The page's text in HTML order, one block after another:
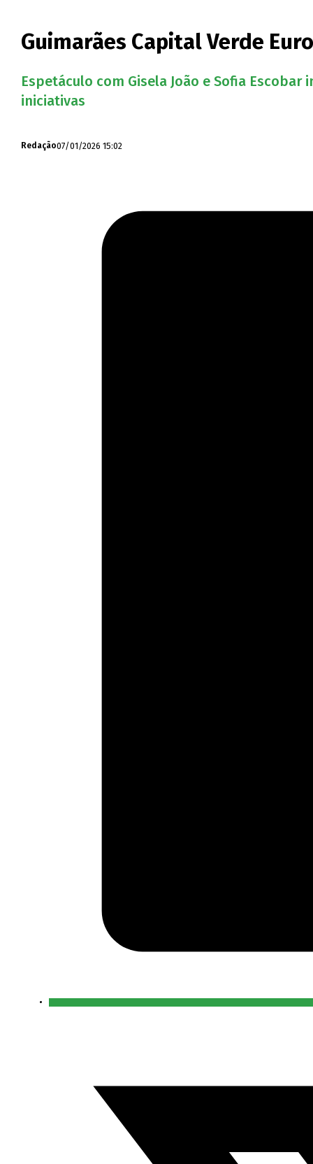
Guimarães Capital Verde
Espetáculo com Gisela João e Sofia
iniciativas
Redação07/01/2026 15:02